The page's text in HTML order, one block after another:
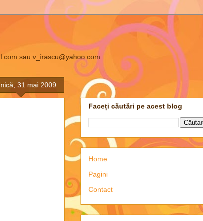
sau v_irascu@yahoo.com
31 mai 2009
Faceți căutări pe acest blog
Home
Pagini
Contact